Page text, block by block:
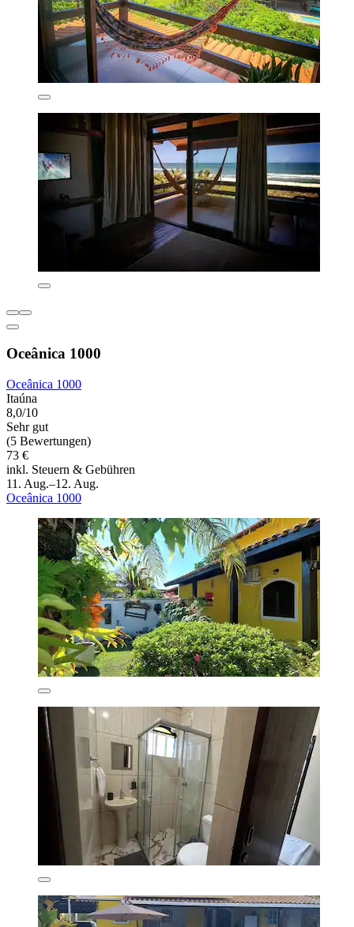
Oceânica 1000
Oceânica 1000
Itaúna
8,0/10
Sehr gut
(5 Bewertungen)
73 €
inkl. Steuern & Gebühren
11. Aug.–12. Aug.
Oceânica 1000